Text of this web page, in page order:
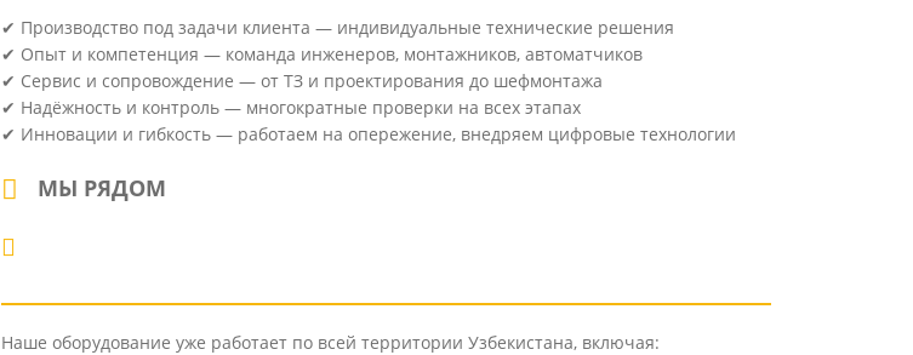
✔ Производство под задачи клиента — индивидуальные технические решения
✔ Опыт и компетенция — команда инженеров, монтажников, автоматчиков
✔ Сервис и сопровождение — от ТЗ и проектирования до шефмонтажа
✔ Надёжность и контроль — многократные проверки на всех этапах
✔ Инновации и гибкость — работаем на опережение, внедряем цифровые технологии
МЫ РЯДОМ
Наше оборудование уже работает по всей территории Узбекистана, включая: